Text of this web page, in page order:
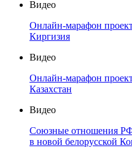
Видео
Онлайн-марафон
Киргизия
Видео
Онлайн-марафон
Казахстан
Видео
Союзные отношения
в новой белорусской